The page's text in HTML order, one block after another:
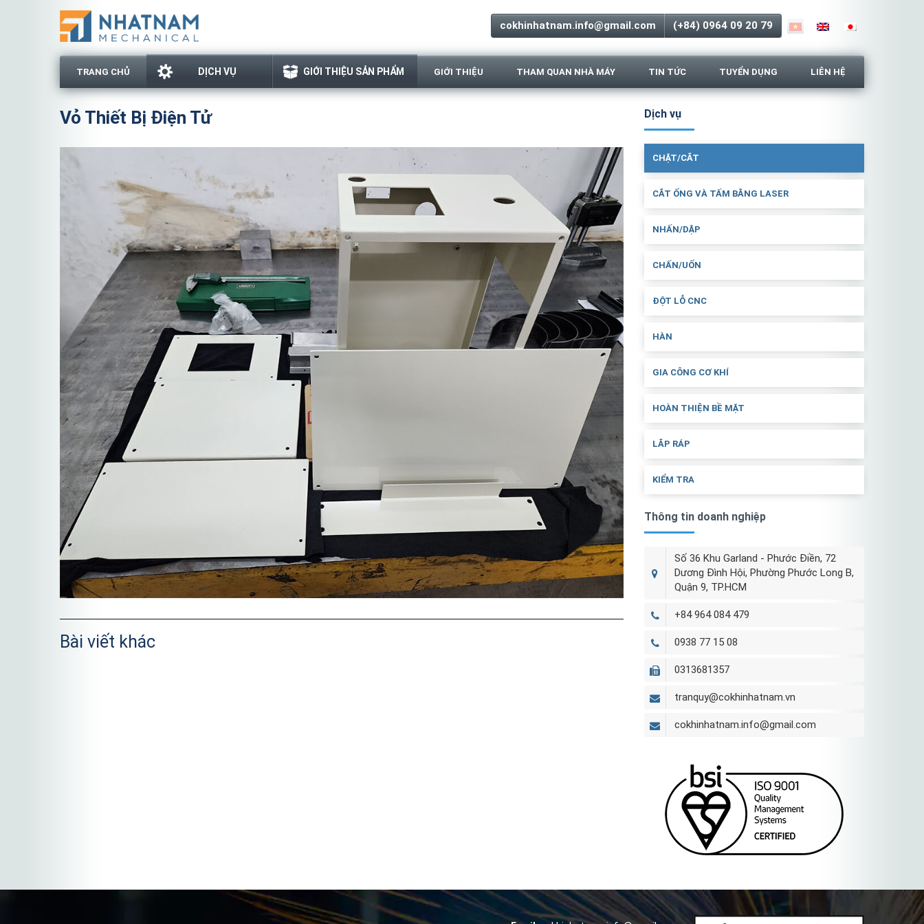
cokhinhatnam.info@gmail.com (+84) 0964 09 20 79
TRANG CHỦ DỊCH VỤ GIỚI THIỆU SẢN PHẨM GIỚI THIỆU THAM QUAN NHÀ MÁY TIN TỨC TUYỂN DỤNG LIÊN HỆ
Vỏ Thiết Bị Điện Tử
Bài viết khác
Dịch vụ
CHẶT/CẮT
CẮT ỐNG VÀ TẤM BẰNG LASER
NHẤN/DẬP
CHẤN/UỐN
ĐỘT LỖ CNC
HÀN
GIA CÔNG CƠ KHÍ
HOÀN THIỆN BỀ MẶT
LẮP RÁP
KIỂM TRA
Thông tin doanh nghiệp
Số 36 Khu Garland - Phước Điền, 72
Dương Đình Hội, Phường Phước Long B,
Quận 9, TP.HCM
+84 964 084 479
0938 77 15 08
0313681357
tranquy@cokhinhatnam.vn
cokhinhatnam.info@gmail.com